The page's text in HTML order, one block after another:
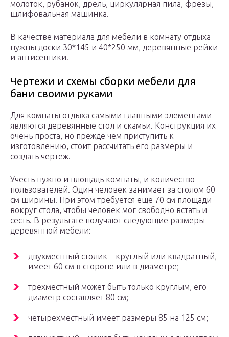
молоток, рубанок, дрель, циркулярная пила, фрезы,
шлифовальная машинка.
В качестве материала для мебели в комнату отдыха
нужны доски 30*145 и 40*250 мм, деревянные рейки
и антисептики.
Чертежи и схемы сборки мебели для
бани своими руками
Для комнаты отдыха самыми главными элементами
являются деревянные стол и скамьи. Конструкция их
очень проста, но прежде чем приступить к
изготовлению, стоит рассчитать его размеры и
создать чертеж.
Учесть нужно и площадь комнаты, и количество
пользователей. Один человек занимает за столом 60
см ширины. При этом требуется еще 70 см площади
вокруг стола, чтобы человек мог свободно встать и
сесть. В результате получают следующие размеры
деревянной мебели:
двухместный столик – круглый или квадратный,
имеет 60 см в стороне или в диаметре;
трехместный может быть только круглым, его
диаметр составляет 80 см;
четырехместный имеет размеры 85 на 125 см;